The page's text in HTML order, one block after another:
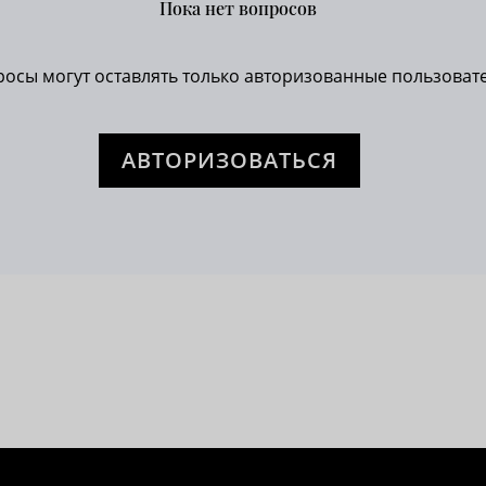
Пока нет вопросов
могут оставлять только авторизованные
АВТОРИЗОВАТЬСЯ